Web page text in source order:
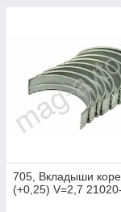
705, Вкладыши
(+0,25) V=2,7